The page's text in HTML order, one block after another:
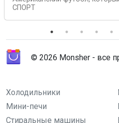
СПОРТ
© 2026 Monsher - все
Холодильники
Мини-печи
Стиральные машины